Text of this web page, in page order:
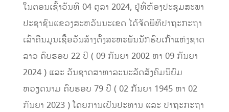
ໃນຕອນເຊົ້າວັນທີ 04 ຕຸລາ 2024, ຢູ່ທີ່ຫ້ອງປະຊຸມສະພາ
ປະຊາຊົນແຂວງສະຫວັນນະເຂດ ໄດ້ຈັດພິທີປາຖະກະຖາ
ເລົ່າຄືນມູນເຊື້ອວັນສ້າງຕັ້ງສະຫະພັນນັກຮົບເກົ່າແຫ່ງຊາດ
ລາວ ຄົບຮອບ 22 ປີ ( 09 ກັນຍາ 2002 ຫາ 09 ກັນຍາ
2024 ) ແລະ ວັນຊາດສາທາລະນະລັດສັງຄົມນິຍົມ
ຫວຽດນາມ ຄົບຮອບ 79 ປີ ( 02 ກັນຍາ 1945 ຫາ 02
ກັນຍາ 2023 ) ໂດຍການເປັນປະທານ ແລະ ປາຖະກະຖາ